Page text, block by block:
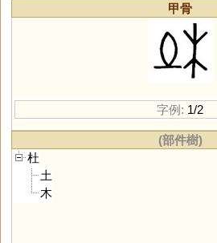
甲骨
字例: 1/2
(部件樹)
杜
土
木